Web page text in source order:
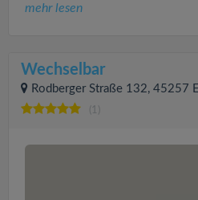
mehr lesen
Wechselbar
Rodberger Straße 132, 45257
(1)